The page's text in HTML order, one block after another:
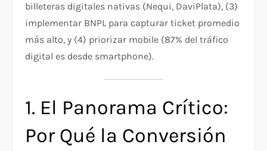
billeteras digitales nativas (Nequi, DaviPlata), (3)
implementar BNPL para capturar ticket promedio
más alto, y (4) priorizar mobile (87% del tráfico
digital es desde smartphone).​
1. El Panorama Crítico:
Por Qué la Conversión